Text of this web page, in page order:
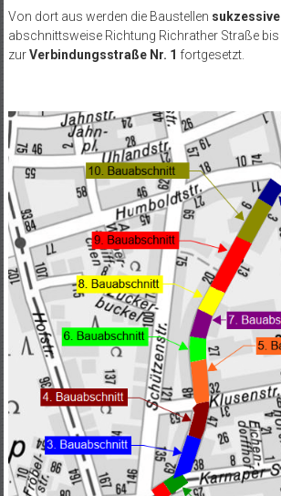
Von dort aus werden die Baustellen sukzessive
abschnittsweise Richtung Richrather Straße bis
zurVerbindungsstraße Nr. 1 fortgesetzt.